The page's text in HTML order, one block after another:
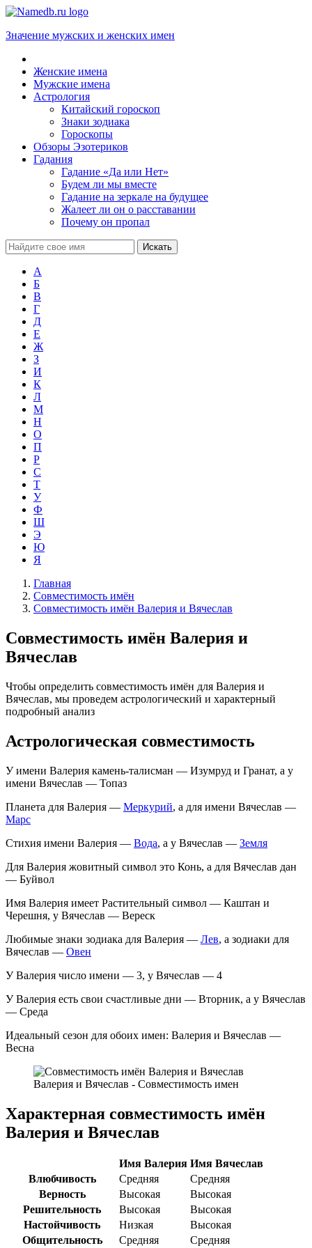
Значение мужских и женских имен
Женские имена
Мужские имена
Астрология
Китайский гороскоп
Знаки зодиака
Гороскопы
Обзоры Эзотериков
Гадания
Гадание «Да или Нет»
Будем ли мы вместе
Гадание на зеркале на будущее
Жалеет ли он о расставании
Почему он пропал
А
Б
В
Г
Д
Е
Ж
З
И
К
Л
М
Н
О
П
Р
С
Т
У
Ф
Ш
Э
Ю
Я
Главная
Совместимость имён
Совместимость имён Валерия и Вячеслав
Совместимость имён Валерия и
Вячеслав
Чтобы определить совместимость имён для Валерия и
Вячеслав, мы проведем астрологический и характерный
подробный анализ
Астрологическая совместимость
У имени Валерия камень-талисман — Изумруд и Гранат, а у
имени Вячеслав — Топаз
Планета для Валерия — Меркурий, а для имени Вячеслав —
Марс
Стихия имени Валерия — Вода, а у Вячеслав — Земля
Для Валерия жовитный символ это Конь, а для Вячеслав дан
— Буйвол
Имя Валерия имеет Растительный символ — Каштан и
Черешня, у Вячеслав — Вереск
Любимые знаки зодиака для Валерия — Лев, а зодиаки для
Вячеслав — Овен
У Валерия число имени — 3, у Вячеслав — 4
У Валерия есть свои счастливые дни — Вторник, а у Вячеслав
— Среда
Идеальный сезон для обоих имен: Валерия и Вячеслав —
Весна
Валерия и Вячеслав - Совместимость имен
Характерная совместимость имён
Валерия и Вячеслав
Имя Валерия Имя Вячеслав
Влюбчивость
Средняя
Средняя
Верность
Высокая
Высокая
Решительность
Высокая
Высокая
Настойчивость
Низкая
Высокая
Общительность
Средняя Средняя